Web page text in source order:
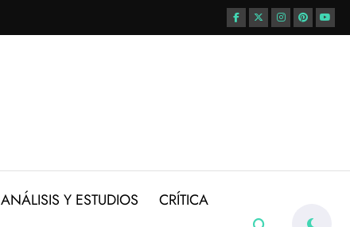
ANÁLISIS Y ESTUDIOS CRÍTICA